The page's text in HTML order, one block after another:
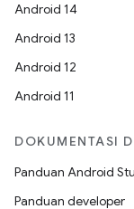
Android 14
Android 13
Android 12
Android 11
DOKUMENTASI
Panduan Android
Panduan developer